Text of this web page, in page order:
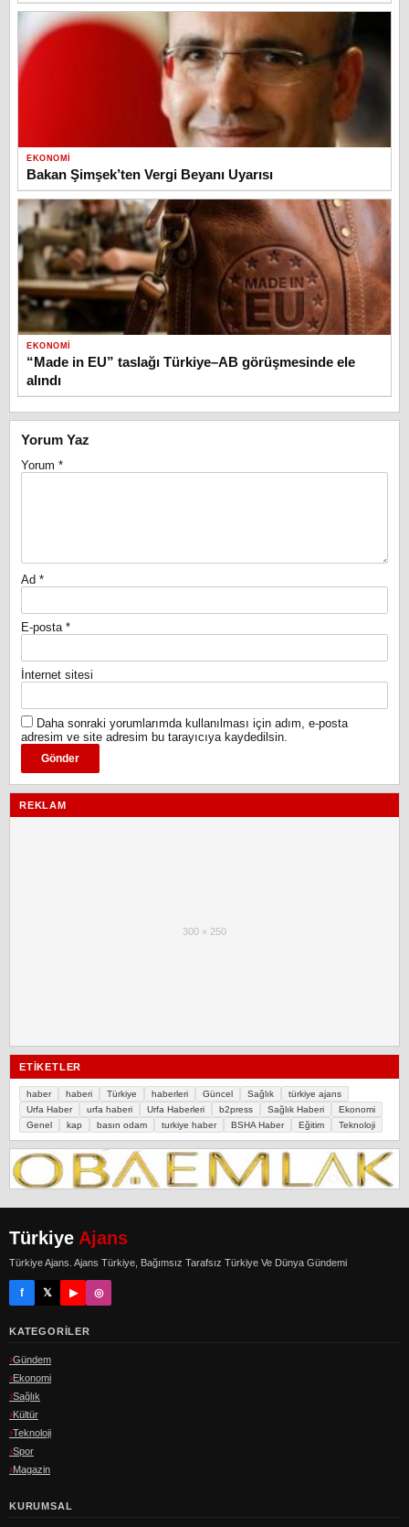
EKONOMI
Bakan Şimşek’ten Vergi Beyanı Uyarısı
EKONOMI
“Made in EU” taslağı Türkiye–AB görüşmesinde ele
alındı
Yorum Yaz
Yorum *
Ad *
E-posta *
İnternet sitesi
Daha sonraki yorumlarımda kullanılması için adım, e-posta
adresim ve site adresim bu tarayıcıya kaydedilsin.
REKLAM
300 × 250
ETIKETLER
haber haberi Türkiye haberleri Güncel Sağlık
türkiye ajans
Urfa Haber
urfa haberi Urfa Haberleri b2press Sağlık Haberi
Ekonomi
Genel
kap basın odam turkiye haber BSHA Haber Eğitim Teknoloji
Türkiye Ajans
Türkiye Ajans. Ajans Türkiye, Bağımsız Tarafsız Türkiye Ve Dünya Gündemi
f 𝕏 ▶ ◎
KATEGORILER
Gündem
Ekonomi
Sağlık
Kültür
Teknoloji
Spor
Magazin
KURUMSAL